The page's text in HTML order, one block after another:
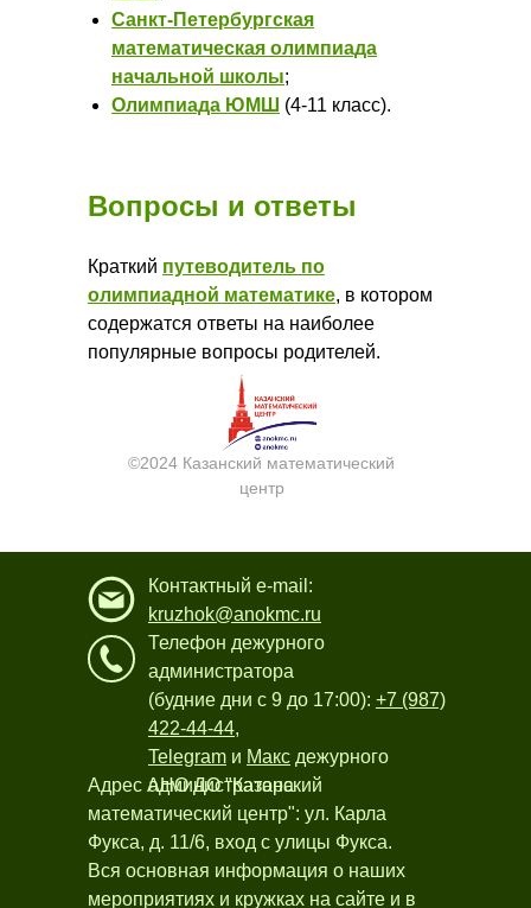
Санкт-Петербургская
математическая олимпиада
начальной школы;
Олимпиада ЮМШ (4-11 класс).
Вопросы и ответы
Краткий путеводитель по
олимпиадной математике, в котором
содержатся ответы на наиболее
популярные вопросы родителей.
©2024 Казанский математический
центр
Адрес АНО ДО "Казанский
математический центр": ул. Карла
Фукса, д. 11/6, вход с улицы Фукса.
Вся основная информация о наших
мероприятиях и кружках на сайте и в
Контактный e-mail:
kruzhok@anokmc.ru
Телефон дежурного
администратора
(будние дни с 9 до 17:00): +7 (987)
422-44-44,
Telegram и Макс дежурного
администратора